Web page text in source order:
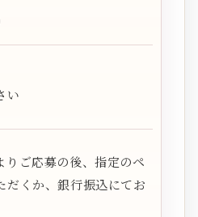
い
りご応募の後、指定のペ
だくか、銀行振込にてお